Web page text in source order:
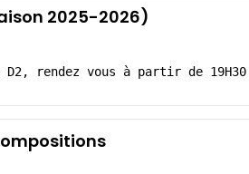
2025-2026)
rendez vous à partir de